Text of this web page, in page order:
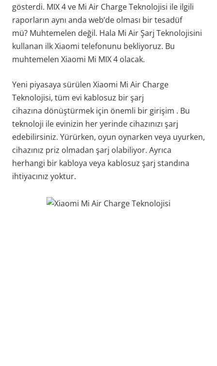
gösterdi. MIX 4 ve Mi Air Charge Teknolojisi ile ilgili
raporların aynı anda web’de olması bir tesadüf
mü? Muhtemelen değil. Hala Mi Air Şarj Teknolojisini
kullanan ilk Xiaomi telefonunu bekliyoruz. Bu
muhtemelen Xiaomi Mi MIX 4 olacak.
Yeni piyasaya sürülen Xiaomi Mi Air Charge
Teknolojisi, tüm evi kablosuz bir şarj
cihazına dönüştürmek için önemli bir girişim . Bu
teknoloji ile evinizin her yerinde cihazınızı şarj
edebilirsiniz. Yürürken, oyun oynarken veya uyurken,
cihazınız priz olmadan şarj olabiliyor. Ayrıca
herhangi bir kabloya veya kablosuz şarj standına
ihtiyacınız yoktur.